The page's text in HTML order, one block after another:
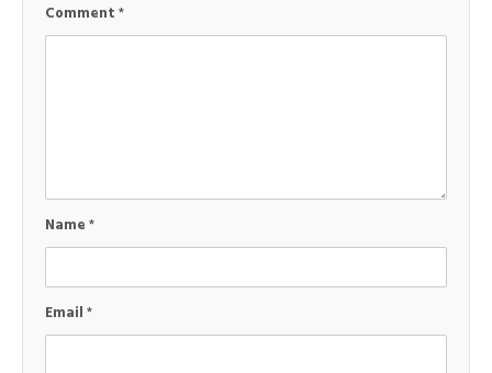
Comment*
Name*
Email*